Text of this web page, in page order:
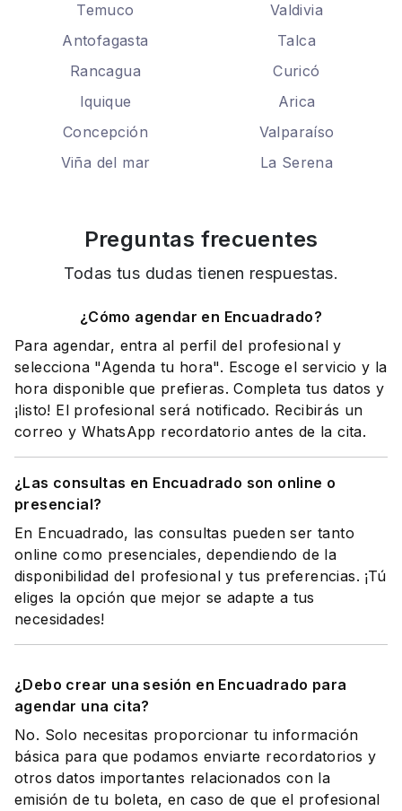
Temuco
Valdivia
Antofagasta
Talca
Rancagua
Curicó
Iquique
Arica
Concepción
Valparaíso
Viña del mar
La Serena
Preguntas frecuentes
Todas tus dudas tienen respuestas.
¿Cómo agendar en Encuadrado?
Para agendar, entra al perfil del profesional y
selecciona "Agenda tu hora". Escoge el servicio y la
hora disponible que prefieras. Completa tus datos y
¡listo! El profesional será notificado. Recibirás un
correo y WhatsApp recordatorio antes de la cita.
¿Las consultas en Encuadrado son online o
presencial?
En Encuadrado, las consultas pueden ser tanto
online como presenciales, dependiendo de la
disponibilidad del profesional y tus preferencias. ¡Tú
eliges la opción que mejor se adapte a tus
necesidades!
¿Debo crear una sesión en Encuadrado para
agendar una cita?
No. Solo necesitas proporcionar tu información
básica para que podamos enviarte recordatorios y
otros datos importantes relacionados con la
emisión de tu boleta, en caso de que el profesional